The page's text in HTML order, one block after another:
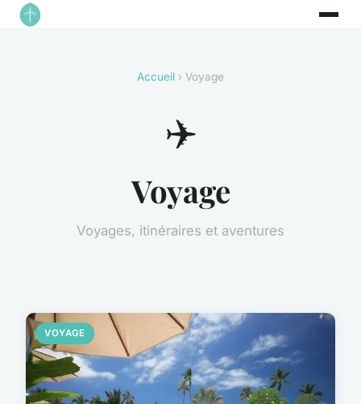
Accueil › Voyage
✈️
Voyage
Voyages, itinéraires et aventures
VOYAGE